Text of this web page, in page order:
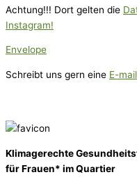
Achtung!!! Dort gelten die
Instagram!
Envelope
Schreibt uns gern eine E-mail
Klimagerechte
für Frauen* im Quartier